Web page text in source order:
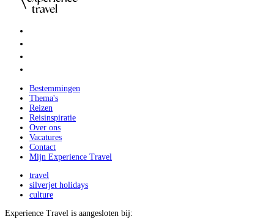
Bestemmingen
Thema's
Reizen
Reisinspiratie
Over ons
Vacatures
Contact
Mijn Experience Travel
travel
silverjet holidays
culture
Experience Travel is aangesloten bij: